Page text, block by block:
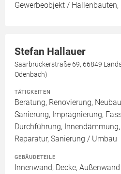
Gewerbeobjekt /
Stefan Hallauer
Saarbrückerstraße 69, 66849
Odenbach)
TÄTIGKEITEN
Beratung, Renovierung,
Sanierung, Imprägnierung,
Durchführung,
Reparatur, Sanierung / Umbau
GEBÄUDETEILE
Innenwand, Decke,